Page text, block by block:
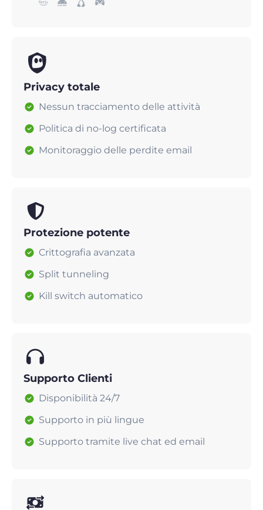
Privacy totale
Nessun tracciamento delle attività
Politica di no-log certificata
Monitoraggio delle perdite email
Protezione potente
Crittografia avanzata
Split tunneling
Kill switch automatico
Supporto Clienti
Disponibilità 24/7
Supporto in più lingue
Supporto tramite live chat ed email